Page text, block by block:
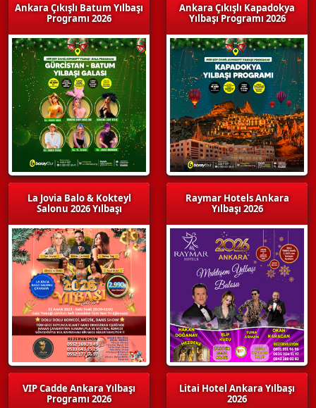
Ankara Çıkışlı Batum Yılbaşı
Programı 2026
La Jovia Balo & Kokteyl
Salonu 2026 Yılbaşı
VIP Cadde Ankara Yılbaşı
Programı 2026
Ankara Çıkışlı Kapadokya
Yılbaşı Programı 2026
Raymar Hotels Ankara
Yılbaşı 2026
Litai Hotel Ankara Yılbaşı
2026